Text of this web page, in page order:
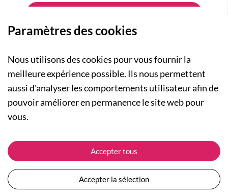
A PROPOS
Qui sommes-nous ?
Actualités
Nos engagements
Plan du site
Devenir revendeur
NOS RUBRIQUES
Collection Femme
Collection Enfants
Les Totebags
Nos différents thèmes
ASSISTANCE
Suivre ma commande
Expédition et livraison
Retour et remboursement
Paramètres des cookies
Nous utilisons des cookies pour vous fournir la
meilleure expérience possible. Ils nous permettent
aussi d'analyser les comportements utilisateur afin de
pouvoir améliorer en permanence le site web pour
vous.
Accepter tous
Accepter la sélection